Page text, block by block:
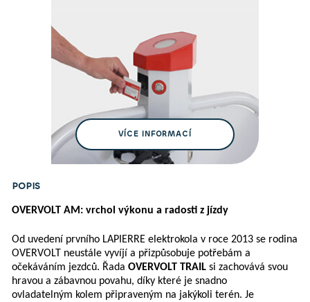
VÍCE INFORMACÍ
POPIS
OVERVOLT AM: vrchol výkonu a radosti z jízdy
Od uvedení prvního LAPIERRE elektrokola v roce 2013 se rodina
OVERVOLT neustále vyvíjí a přizpůsobuje potřebám a
očekáváním jezdců. Řada OVERVOLT TRAIL si zachovává svou
hravou a zábavnou povahu, díky které je snadno
ovladatelným kolem připraveným na jakýkoli terén. Je